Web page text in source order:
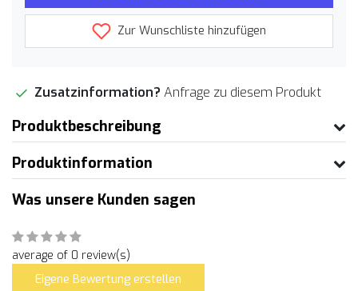
Zur Wunschliste hinzufügen
Zusatzinformation? Anfrage zu diesem Produkt
Produktbeschreibung
Produktinformation
Was unsere Kunden sagen
average of 0 review(s)
Eigene Bewertung erstellen